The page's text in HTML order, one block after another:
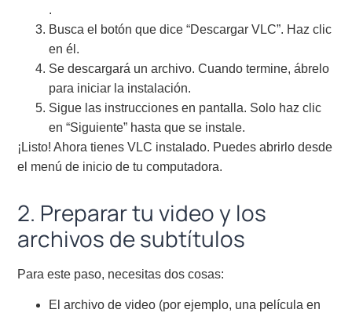
.
Busca el botón que dice “Descargar VLC”. Haz clic
en él.
Se descargará un archivo. Cuando termine, ábrelo
para iniciar la instalación.
Sigue las instrucciones en pantalla. Solo haz clic
en “Siguiente” hasta que se instale.
¡Listo! Ahora tienes VLC instalado. Puedes abrirlo desde
el menú de inicio de tu computadora.
2. Preparar tu video y los
archivos de subtítulos
Para este paso, necesitas dos cosas:
El archivo de video (por ejemplo, una película en